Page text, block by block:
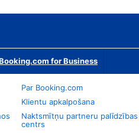
for Business
Par Booking.com
Klientu apkalpošana
Naktsmītņu partneru palīdzības
centrs